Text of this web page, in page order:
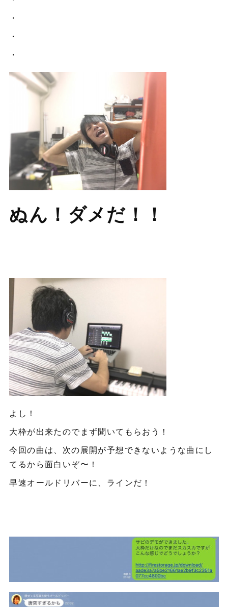
・
・
・
ぬん！ダメだ！！
よし！
大枠が出来たのでまず聞いてもらおう！
今回の曲は、次の展開が予想できないような曲にし
てるから面白いぞ〜！
早速オールドリバーに、ラインだ！